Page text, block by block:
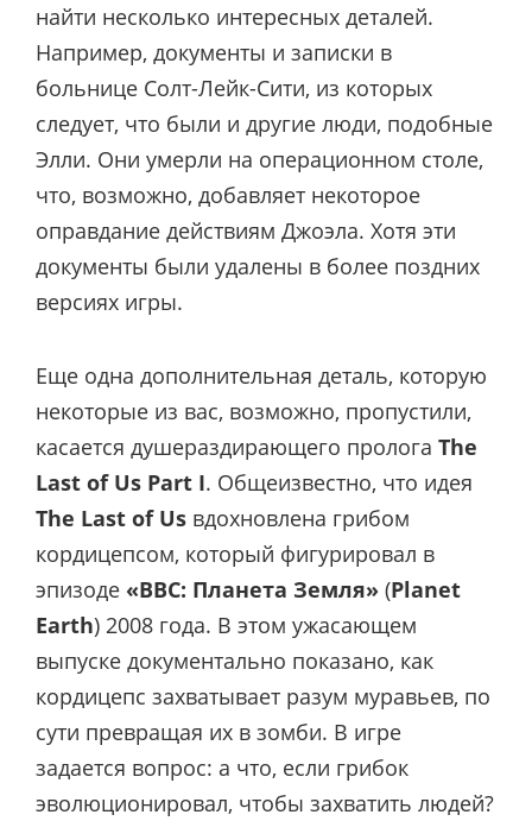
найти несколько интересных деталей.
Например, документы и записки в
больнице Солт-Лейк-Сити, из которых
следует, что были и другие люди, подобные
Элли. Они умерли на операционном столе,
что, возможно, добавляет некоторое
оправдание действиям Джоэла. Хотя эти
документы были удалены в более поздних
версиях игры.
Еще одна дополнительная деталь, которую
некоторые из вас, возможно, пропустили,
касается душераздирающего пролога The
Last of Us Part I. Общеизвестно, что идея
The Last of Us вдохновлена грибом
кордицепсом, который фигурировал в
эпизоде «BBC: Планета Земля» (Planet
Earth) 2008 года. В этом ужасающем
выпуске документально показано, как
кордицепс захватывает разум муравьев, по
сути превращая их в зомби. В игре
задается вопрос: а что, если грибок
эволюционировал, чтобы захватить людей?